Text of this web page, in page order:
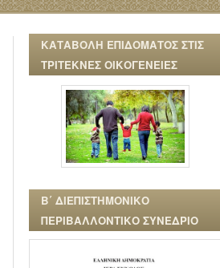
ΚΑΤΑΒΟΛΗ ΕΠΙΔΟΜΑΤΟΣ ΣΤΙΣ
ΤΡΙΤΕΚΝΕΣ ΟΙΚΟΓΕΝΕΙΕΣ
Β΄ ΔΙΕΠΙΣΤΗΜΟΝΙΚΟ
ΠΕΡΙΒΑΛΛΟΝΤΙΚΟ ΣΥΝΕΔΡΙΟ